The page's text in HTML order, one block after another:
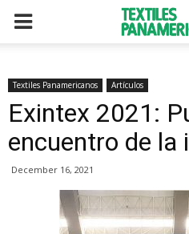
Textiles Panamericanos Artículos
Exintex 2021:
encuentro de
December 16, 2021